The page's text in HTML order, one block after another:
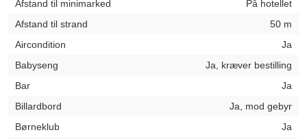
Afstand til minimarked
På hotellet
Afstand til strand
50 m
Aircondition
Ja
Babyseng
Ja, kræver bestilling
Bar
Ja
Billardbord
Ja, mod gebyr
Børneklub
Ja